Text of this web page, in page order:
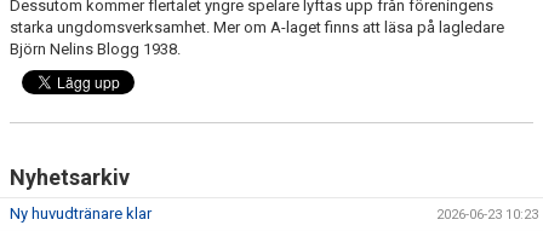
Dessutom kommer flertalet yngre spelare lyftas upp från föreningens
starka ungdomsverksamhet. Mer om A-laget finns att läsa på lagledare
Björn Nelins Blogg 1938.
Nyhetsarkiv
Ny huvudtränare klar 2026-06-23 10:23